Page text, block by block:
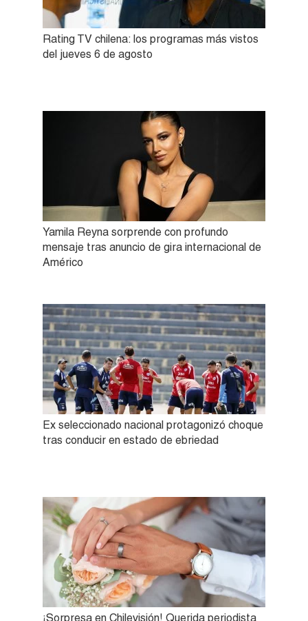
Rating TV chilena: los programas más vistos
del jueves 6 de agosto
Yamila Reyna sorprende con profundo
mensaje tras anuncio de gira internacional de
Américo
Ex seleccionado nacional protagonizó choque
tras conducir en estado de ebriedad
¡Sorpresa en Chilevisión! Querida periodista